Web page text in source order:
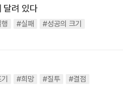
달려 있다
#실패 #성공의 크기
#희망 #질투
#결점